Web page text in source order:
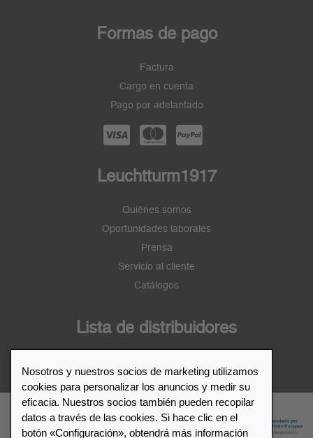
Formas de pago
Factura
Cargo en cuenta
Pago por adelantado
Leuchtturm1917
Quiénes somos
Oportunidades laborales
Prensa
Servicio al cliente
Catálogos
Lista de distribuidores
Nosotros y nuestros socios de marketing utilizamos
cookies para personalizar los anuncios y medir su
eficacia. Nuestros socios también pueden recopilar
datos a través de las cookies. Si hace clic en el
botón «Configuración», obtendrá más información